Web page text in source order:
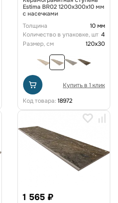
Estima BR02 1200x300x10 мм
с насечками
Толщина
10 мм
Количество в упаковке, шт 4
Размер, см
120x30
Купить в 1 клик
Код товара: 18972
1 565 ₽